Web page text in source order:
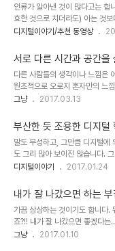
아마도 스티븐 스필버그 감독의
싶습니다. 찾아보니 우리나라에
AI(Avian Influenza)는 실제 영
인류가 알아낸 것이 많다고는 합
효한 것으로 치더라도) 아는 것
도 같은 얘깁니다. 언제나 그렇지
알아낸) 존재하는 모든 것을 크
of Ten)"라고 하는 동영상과 앱
다. 그런데, 이런 류들이 우려스
보통 사람들은 현란한(?) 시각적
는 겁니다. 그게 한편으로는 신뢰
심 수준에서 보..
디지털이야기/추천 동영상
서로 다른 시간과 공간을
다른 사람들의 생각이나 느낌은
원초적으로 오로지 혼자만의 느
렇다고 다른 이들은 경험하지 않
었음을 모르지 않습니다. 혹, 시
험하며 느끼게 되는 두 개의 세
낌이 오실까 모르겠습니다. 살았
다른 장소에서 살면서 새로운 환
들어졌을 때 간혹 떠올리게 되는
곳에서 다시 예전에 살던 곳으로
그냥 2017.03.13
부산한 듯 조용한 디지털
말도 무성하고, 그만큼 디지털에
도 그리 많아 보이진 않습니다.
(어려운 것과 익숙하지 않은 것을
아닌 것 같기도 합니다. 마치 어
고 할까요?SF와 같은 공상 혹은
환경과 도구는 물론이고, 상상조
장하는 그 흐름은 분명 엄청난
말로 말들은 무성함에도 그 이상
디지털이야기 2017.01.24
내가 잘 나갔으면 하는
가끔 상상하는 것이기도 합니다.
죠?!! 내가 잘 나갔으면 좋겠다
나 잘 알고 있다는 건 그야말로
그냥 2017.01.10